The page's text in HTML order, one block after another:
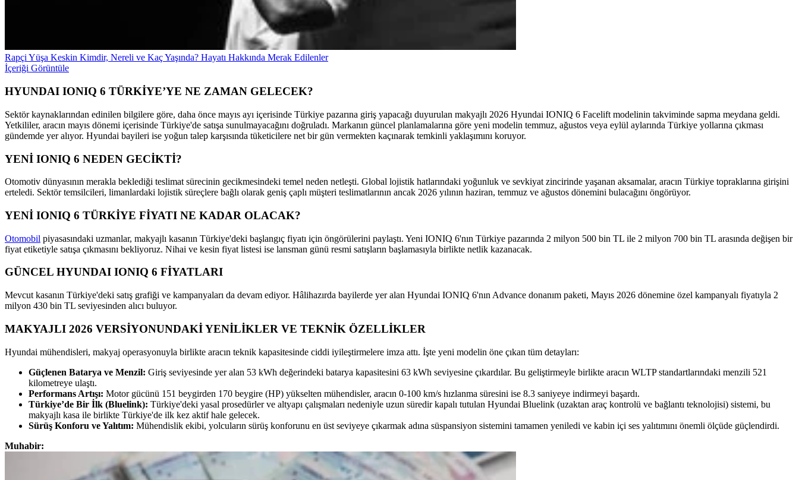
Rapçi Yüşa Keskin Kimdir, Nereli ve Kaç Yaşında? Hayatı Hakkında Merak Edilenler
İçeriği Görüntüle
HYUNDAI IONIQ 6 TÜRKİYE’YE NE ZAMAN GELECEK?
Sektör kaynaklarından edinilen bilgilere göre, daha önce mayıs ayı içerisinde Türkiye pazarına giriş yapacağı duyurulan makyajlı 2026 Hyundai IONIQ 6 Facelift modelinin takviminde sapma meydana geldi.
Yetkililer, aracın mayıs dönemi içerisinde Türkiye'de satışa sunulmayacağını doğruladı. Markanın güncel planlamalarına göre yeni modelin temmuz, ağustos veya eylül aylarında Türkiye yollarına çıkması
gündemde yer alıyor. Hyundai bayileri ise yoğun talep karşısında tüketicilere net bir gün vermekten kaçınarak temkinli yaklaşımını koruyor.
YENİ IONIQ 6 NEDEN GECİKTİ?
Otomotiv dünyasının merakla beklediği teslimat sürecinin gecikmesindeki temel neden netleşti. Global lojistik hatlarındaki yoğunluk ve sevkiyat zincirinde yaşanan aksamalar, aracın Türkiye topraklarına girişini
erteledi. Sektör temsilcileri, limanlardaki lojistik süreçlere bağlı olarak geniş çaplı müşteri teslimatlarının ancak 2026 yılının haziran, temmuz ve ağustos dönemini bulacağını öngörüyor.
YENİ IONIQ 6 TÜRKİYE FİYATI NE KADAR OLACAK?
Otomobil piyasasındaki uzmanlar, makyajlı kasanın Türkiye'deki başlangıç fiyatı için öngörülerini paylaştı. Yeni IONIQ 6'nın Türkiye pazarında 2 milyon 500 bin TL ile 2 milyon 700 bin TL arasında değişen bir
fiyat etiketiyle satışa çıkmasını bekliyoruz. Nihai ve kesin fiyat listesi ise lansman günü resmi satışların başlamasıyla birlikte netlik kazanacak.
GÜNCEL HYUNDAI IONIQ 6 FİYATLARI
Mevcut kasanın Türkiye'deki satış grafiği ve kampanyaları da devam ediyor. Hâlihazırda bayilerde yer alan Hyundai IONIQ 6'nın Advance donanım paketi, Mayıs 2026 dönemine özel kampanyalı fiyatıyla 2
milyon 430 bin TL seviyesinden alıcı buluyor.
MAKYAJLI 2026 VERSİYONUNDAKİ YENİLİKLER VE TEKNİK ÖZELLİKLER
Hyundai mühendisleri, makyaj operasyonuyla birlikte aracın teknik kapasitesinde ciddi iyileştirmelere imza attı. İşte yeni modelin öne çıkan tüm detayları:
Güçlenen Batarya ve Menzil: Giriş seviyesinde yer alan 53 kWh değerindeki batarya kapasitesini 63 kWh seviyesine çıkardılar. Bu geliştirmeyle birlikte aracın WLTP standartlarındaki menzili 521
kilometreye ulaştı.
Performans Artışı: Motor gücünü 151 beygirden 170 beygire (HP) yükselten mühendisler, aracın 0-100 km/s hızlanma süresini ise 8.3 saniyeye indirmeyi başardı.
Türkiye’de Bir İlk (Bluelink): Türkiye'deki yasal prosedürler ve altyapı çalışmaları nedeniyle uzun süredir kapalı tutulan Hyundai Bluelink (uzaktan araç kontrolü ve bağlantı teknolojisi) sistemi, bu
makyajlı kasa ile birlikte Türkiye'de ilk kez aktif hale gelecek.
Sürüş Konforu ve Yalıtım: Mühendislik ekibi, yolcuların sürüş konforunu en üst seviyeye çıkarmak adına süspansiyon sistemini tamamen yeniledi ve kabin içi ses yalıtımını önemli ölçüde güçlendirdi.
Muhabir: